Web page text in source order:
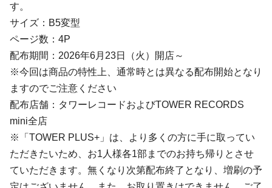
す。
サイズ：B5変型
ページ数：4P
配布期間：2026年6月23日（火）開店～
※今回は商品の特性上、通常時とは異なる配布開始となり
ますのでご注意ください
配布店舗：タワーレコードおよびTOWER RECORDS
mini全店
※「TOWER PLUS+」は、より多くの方に手に取ってい
ただきたいため、お1人様各1部までのお持ち帰りとさせ
ていただきます。無くなり次第配布終了となり、増刷の予